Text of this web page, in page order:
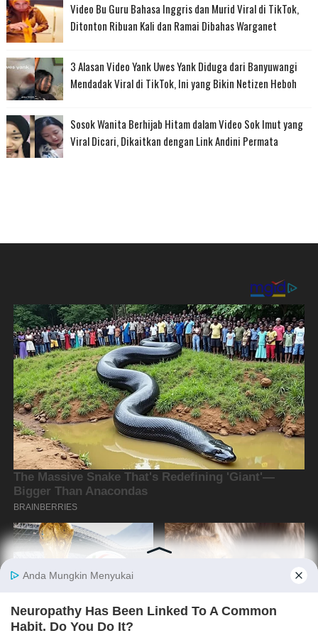
Video Bu Guru Bahasa Inggris dan Murid Viral di TikTok,
Ditonton Ribuan Kali dan Ramai Dibahas Warganet
3 Alasan Video Yank Uwes Yank Diduga dari Banyuwangi
Mendadak Viral di TikTok, Ini yang Bikin Netizen Heboh
Sosok Wanita Berhijab Hitam dalam Video Sok Imut yang
Viral Dicari, Dikaitkan dengan Link Andini Permata